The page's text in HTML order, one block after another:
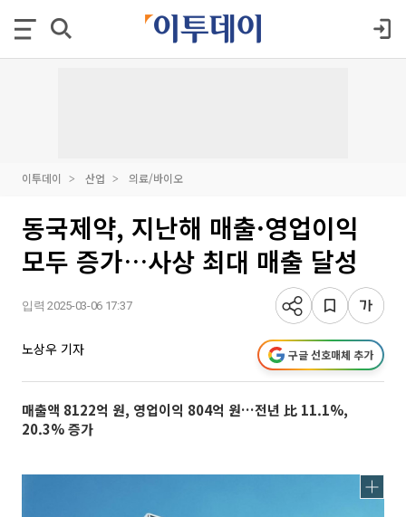
이투데이 산업 의료/바이오
동국제약, 지난해 매출·영업이익
모두 증가…사상 최대 매출 달성
입력 2025-03-06 17:37
노상우 기자 구글 선호매체 추가
매출액 8122억 원, 영업이익 804억 원…전년 比 11.1%,
20.3% 증가